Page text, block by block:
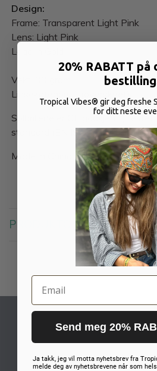
Design:
Frame: Transparent Light Pink
Lens: Light Pink
Logo in Gold
Vekt: 33 gram
Linsekategori: 1 (overskyet)
Solbrillene er CE godkjent (Testet
standard (EN ISO 12312-
Made in China
PRODUKTOMTALER
TROPICAL
Do you feel the
20% RABATT på
Tropical Vibes® gir deg freshe
for ditt neste
Email
Send meg 20%
Ja takk, jeg vil motta nyhetsbrev fra
melde deg av nyhetsbrevene når som